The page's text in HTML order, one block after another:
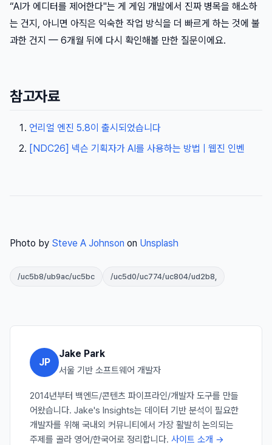
“AI가 에디터를 제어한다"는 게 게임 개발에서 진짜 병목을 해소하
는 건지, 아니면 아직은 익숙한 작업 방식을 더 빠르게 하는 것에 불
과한 건지 — 6개월 뒤에 다시 확인해볼 만한 질문이에요.
참고자료
언리얼 엔진 5.8이 출시되었습니다
[NDC26] 넥슨 기획자가 AI를 사용하는 방법 | 웹진 인벤
Photo by Steve A Johnson on Unsplash
/uc5b8/ub9ac/uc5bc /uc5d0/uc774/uc804/ud2b8,
JP
Jake Park
서울 기반 소프트웨어 개발자
2014년부터 백엔드/콘텐츠 파이프라인/개발자 도구를 만들
어왔습니다. Jake's Insights는 데이터 기반 분석이 필요한
개발자를 위해 국내외 커뮤니티에서 가장 활발히 논의되는
주제를 골라 영어/한국어로 정리합니다. 사이트 소개 →